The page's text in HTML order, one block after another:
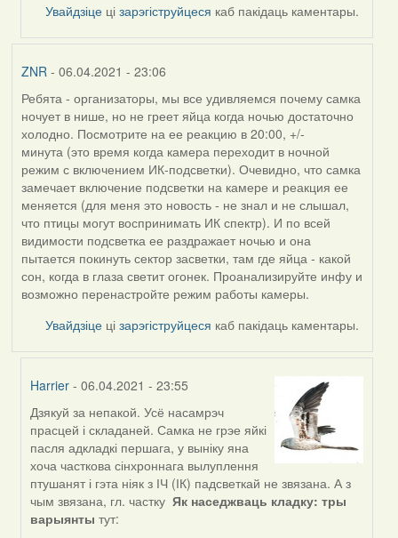
Увайдзіце цізарэгіструйцеся каб пакідаць каментары.
ZNR - 06.04.2021 - 23:06
Ребята - организаторы, мы все удивляемся почему самка
ночует в нише, но не греет яйца когда ночью достаточно
холодно. Посмотрите на ее реакцию в 20:00, +/-
минута (это время когда камера переходит в ночной
режим с включением ИК-подсветки). Очевидно, что самка
замечает включение подсветки на камере и реакция ее
меняется (для меня это новость - не знал и не слышал,
что птицы могут воспринимать ИК спектр). И по всей
видимости подсветка ее раздражает ночью и она
пытается покинуть сектор засветки, там где яйца - какой
сон, когда в глаза светит огонек. Проанализируйте инфу и
возможно перенастройте режим работы камеры.
Увайдзіце цізарэгіструйцеся каб пакідаць каментары.
Harrier - 06.04.2021 - 23:55
In
reply
to
by
ZNR
Дзякуй за непакой. Усё насамрэч
прасцей і складаней. Самка не грэе яйкі
пасля адкладкі першага, у выніку яна
хоча часткова сінхроннага вылуплення
птушанят і гэта ніяк з ІЧ (ІК) падсветкай не звязана. А з
чым звязана, гл. часткуЯк наседжваць кладку: тры
варыянтытут: